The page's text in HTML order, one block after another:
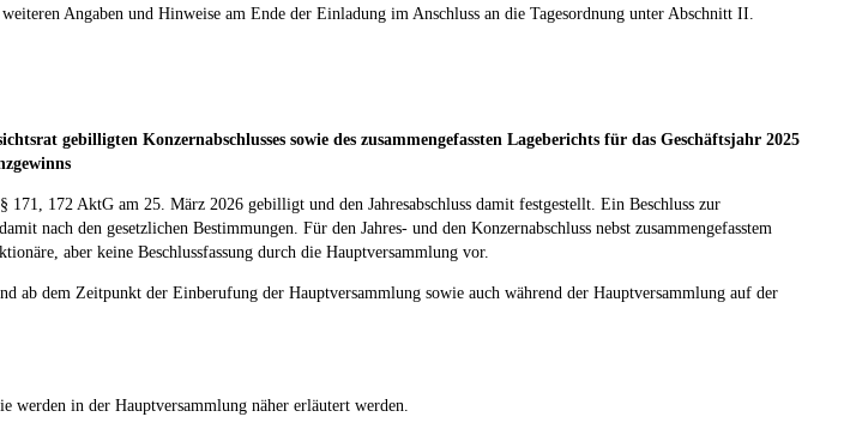
Angaben und Hinweise am Ende der Einladung im Anschluss an die Tagesordnung unter Abschnitt II.
gebilligten Konzernabschlusses sowie des zusammengefassten Lageberichts für das Geschäftsjahr 2025
171, 172 AktG am 25. März 2026 gebilligt und den Jahresabschluss damit festgestellt. Ein Beschluss zur
nach den gesetzlichen Bestimmungen. Für den Jahres- und den Konzernabschluss nebst zusammengefasstem
aber keine Beschlussfassung durch die Hauptversammlung vor.
ab dem Zeitpunkt der Einberufung der Hauptversammlung sowie auch während der Hauptversammlung auf der
werden in der Hauptversammlung näher erläutert werden.